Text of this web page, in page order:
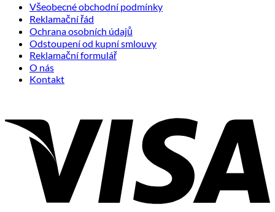
Všeobecné obchodní podmínky
Reklamační řád
Ochrana osobních údajů
Odstoupení od kupní smlouvy
Reklamační formulář
O nás
Kontakt